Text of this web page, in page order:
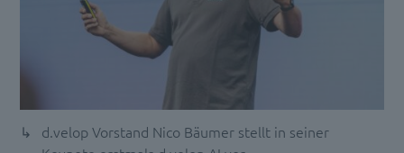
d.velop Vorstand Nico Bäumer stellt in seiner